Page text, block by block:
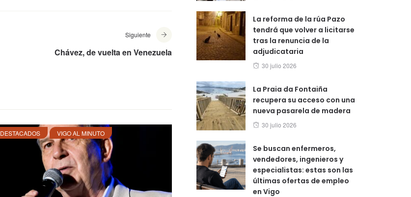
Siguiente
Chávez, de vuelta en Venezuela
DESTACADOS VIGO AL MINUTO
La reforma de la rúa Pazo
tendrá que volver a licitarse
tras la renuncia de la
adjudicataria
Posted
30 julio 2026
La Praia da Fontaiña
recupera su acceso con una
nueva pasarela de madera
Posted
30 julio 2026
Se buscan enfermeros,
vendedores, ingenieros y
especialistas: estas son las
últimas ofertas de empleo
en Vigo